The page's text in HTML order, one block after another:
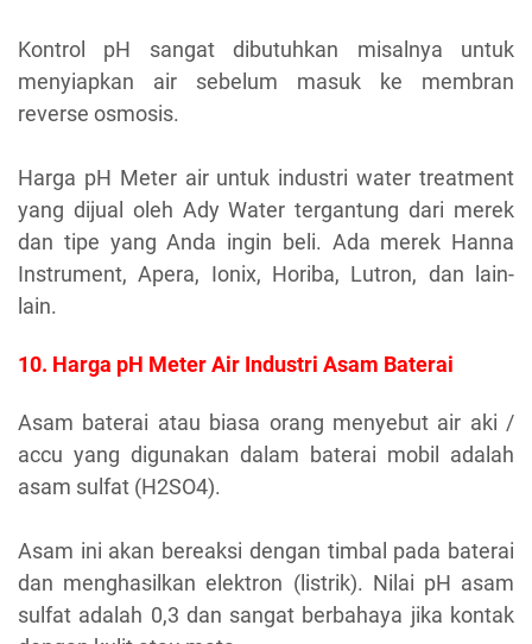
Kontrol pH sangat dibutuhkan misalnya untuk
menyiapkan air sebelum masuk ke membran
reverse osmosis.
Harga pH Meter air untuk industri water treatment
yang dijual oleh Ady Water tergantung dari merek
dan tipe yang Anda ingin beli. Ada merek Hanna
Instrument, Apera, Ionix, Horiba, Lutron, dan lain-
lain.
10. Harga pH Meter Air Industri Asam Baterai
Asam baterai atau biasa orang menyebut air aki /
accu yang digunakan dalam baterai mobil adalah
asam sulfat (H2SO4).
Asam ini akan bereaksi dengan timbal pada baterai
dan menghasilkan elektron (listrik). Nilai pH asam
sulfat adalah 0,3 dan sangat berbahaya jika kontak